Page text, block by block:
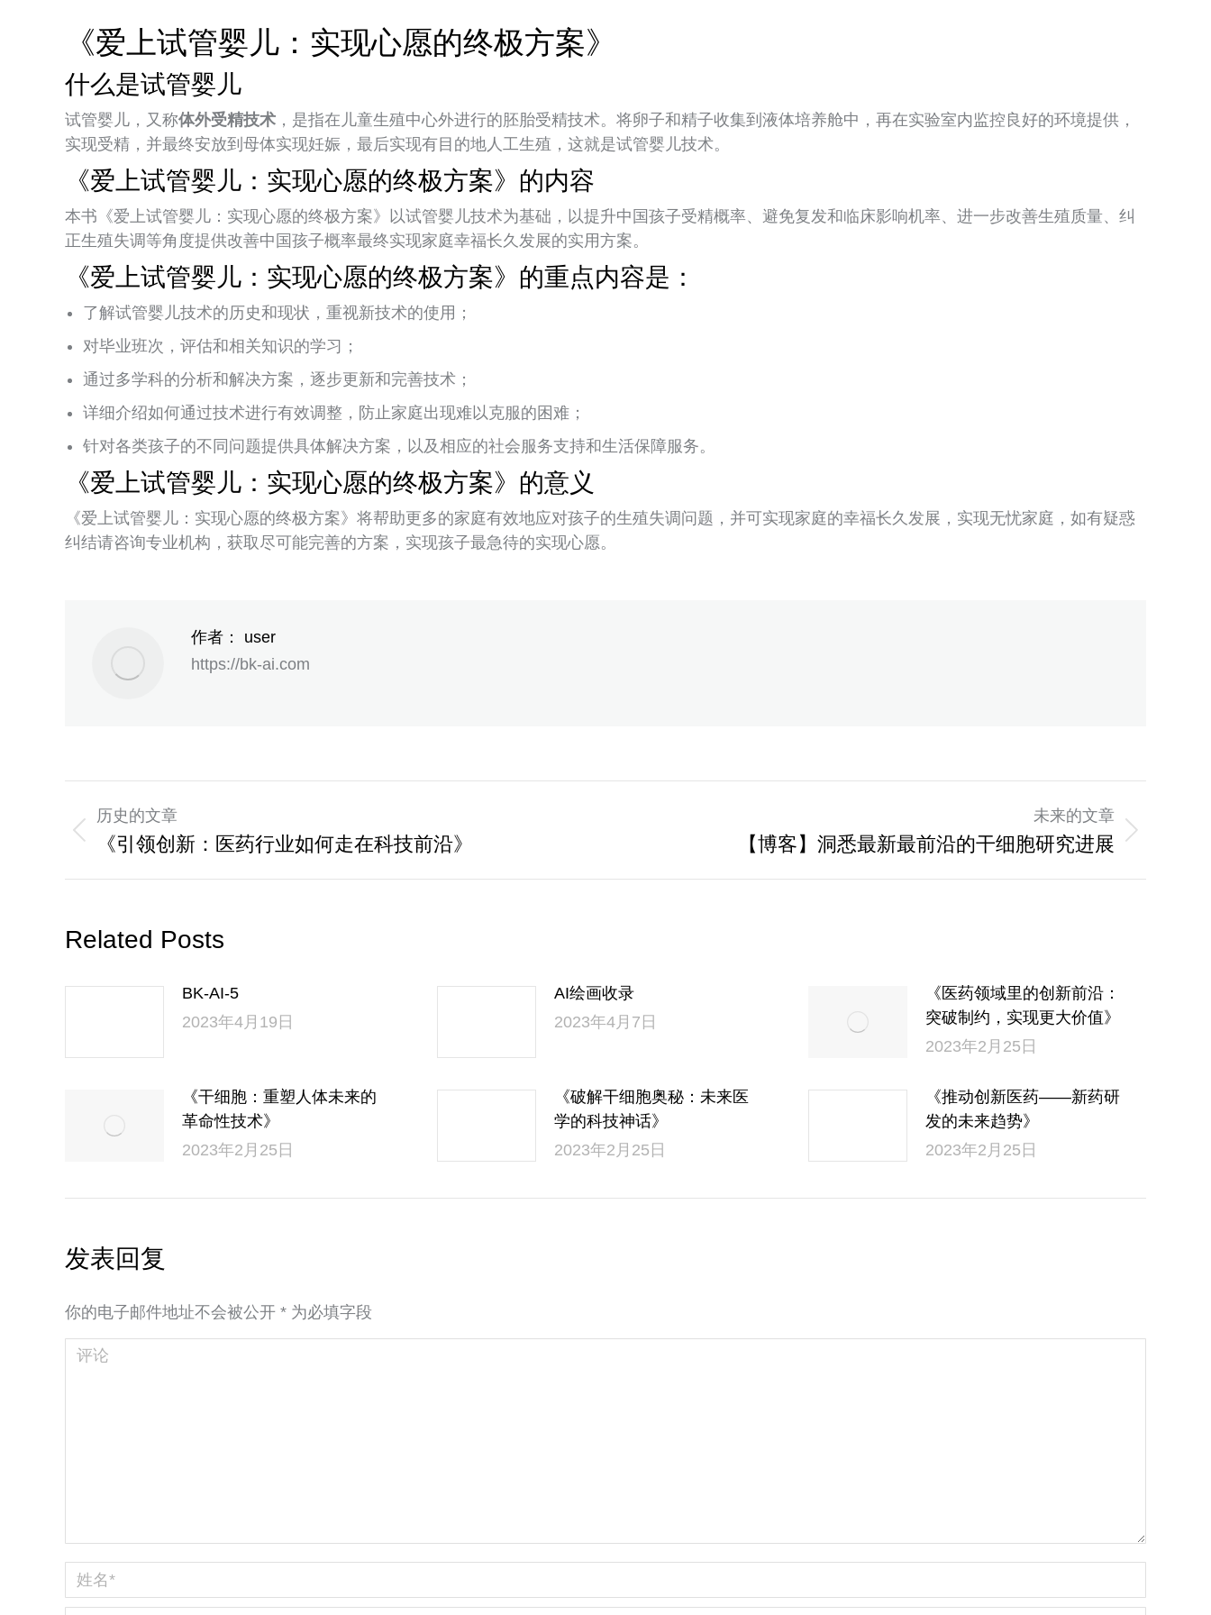
《爱上试管婴儿：实现心愿的终极方案》
什么是试管婴儿
试管婴儿，又称体外受精技术 ，是指在儿童生殖中心外进行的胚胎受精技术。将卵子和精子收集到液体培养舱中，再在实验室内监控良好的环境提供，
实现受精，并最终安放到母体实现妊娠，最后实现有目的地人工生殖，这就是试管婴儿技术。
《爱上试管婴儿：实现心愿的终极方案》的内容
本书《爱上试管婴儿：实现心愿的终极方案》以试管婴儿技术为基础，以提升中国孩子受精概率、避免复发和临床影响机率、进一步改善生殖质量、纠
正生殖失调等角度提供改善中国孩子概率最终实现家庭幸福长久发展的实用方案。
《爱上试管婴儿：实现心愿的终极方案》的重点内容是：
了解试管婴儿技术的历史和现状，重视新技术的使用；
对毕业班次，评估和相关知识的学习；
通过多学科的分析和解决方案，逐步更新和完善技术；
详细介绍如何通过技术进行有效调整，防止家庭出现难以克服的困难；
针对各类孩子的不同问题提供具体解决方案，以及相应的社会服务支持和生活保障服务。
《爱上试管婴儿：实现心愿的终极方案》的意义
《爱上试管婴儿：实现心愿的终极方案》将帮助更多的家庭有效地应对孩子的生殖失调问题，并可实现家庭的幸福长久发展，实现无忧家庭，如有疑惑
纠结请咨询专业机构，获取尽可能完善的方案，实现孩子最急待的实现心愿。
作者：
user
https://bk-ai.com
历史的文章
《引领创新：医药行业如何走在科技前沿》
未来的文章
【博客】洞悉最新最前沿的干细胞研究进展
Related Posts
BK-AI-5
2023年4月19日
AI绘画收录
2023年4月7日
《医药领域里的创新前沿：
突破制约，实现更大价值》
2023年2月25日
《干细胞：重塑人体未来的
革命性技术》
2023年2月25日
《破解干细胞奥秘：未来医
学的科技神话》
2023年2月25日
《推动创新医药——新药研
发的未来趋势》
2023年2月25日
发表回复
你的电子邮件地址不会被公开 * 为必填字段
评论
姓名 *